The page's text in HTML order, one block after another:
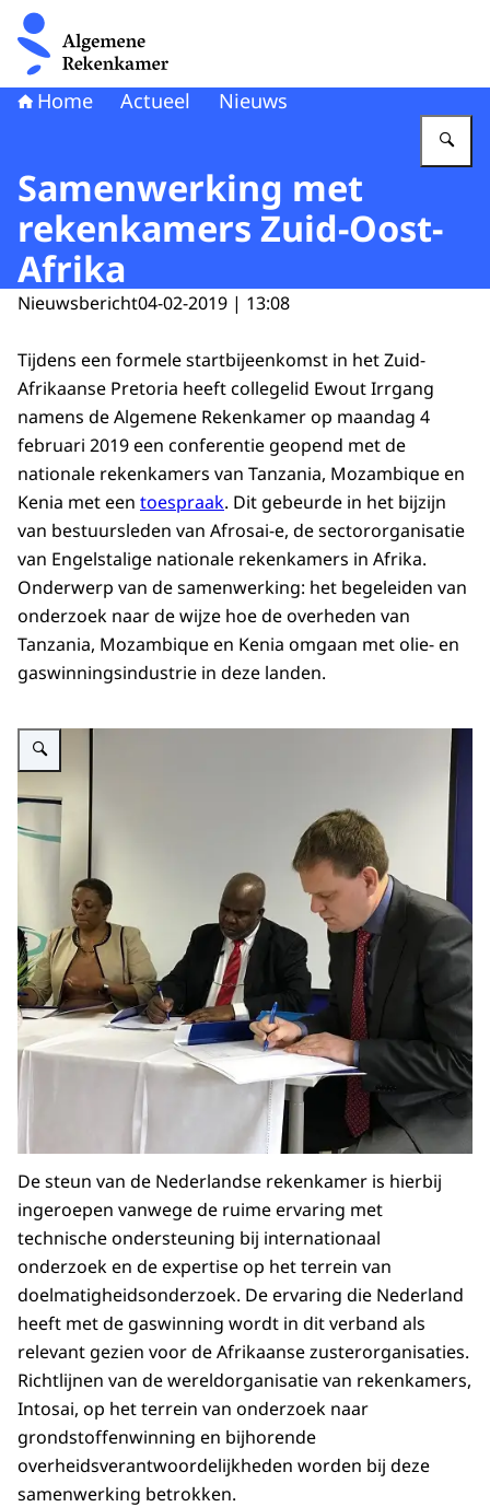
Naar de homepage van Algemene Rekenkamer
Home Actueel Nieuws
Samenwerking met
rekenkamers Zuid-Oost-
Afrika
Nieuwsbericht04-02-2019 | 13:08
Tijdens een formele startbijeenkomst in het Zuid-
Afrikaanse Pretoria heeft collegelid Ewout Irrgang
namens de Algemene Rekenkamer op maandag 4
februari 2019 een conferentie geopend met de
nationale rekenkamers van Tanzania, Mozambique en
Kenia met een toespraak. Dit gebeurde in het bijzijn
van bestuursleden van Afrosai-e, de sectororganisatie
van Engelstalige nationale rekenkamers in Afrika.
Onderwerp van de samenwerking: het begeleiden van
onderzoek naar de wijze hoe de overheden van
Tanzania, Mozambique en Kenia omgaan met olie- en
gaswinningsindustrie in deze landen.
Vergroot afbeelding Collegelid Ewout Irrgang tekent de
De steun van de Nederlandse rekenkamer is hierbij
ingeroepen vanwege de ruime ervaring met
technische ondersteuning bij internationaal
onderzoek en de expertise op het terrein van
doelmatigheidsonderzoek. De ervaring die Nederland
heeft met de gaswinning wordt in dit verband als
relevant gezien voor de Afrikaanse zusterorganisaties.
Richtlijnen van de wereldorganisatie van rekenkamers,
Intosai, op het terrein van onderzoek naar
grondstoffenwinning en bijhorende
overheidsverantwoordelijkheden worden bij deze
samenwerking betrokken.